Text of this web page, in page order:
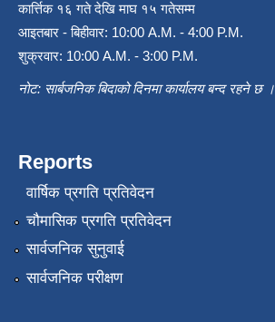
कार्त्तिक १६ गते देखि माघ १५ गतेसम्म
आइतबार - बिहीवार: 10:00 A.M. - 4:00 P.M.
शुक्रवार: 10:00 A.M. - 3:00 P.M.
नोट: सार्बजनिक बिदाको दिनमा कार्यालय बन्द रहने छ ।
Reports
वार्षिक प्रगति प्रतिवेदन
चौमासिक प्रगति प्रतिवेदन
सार्वजनिक सुनुवाई
सार्वजनिक परीक्षण